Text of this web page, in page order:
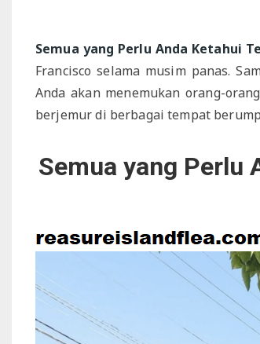
Semua yang Perlu Anda Ketahui
Francisco selama musim panas.
Anda akan menemukan orang-
berjemur di berbagai tempat
Semua yang Perlu